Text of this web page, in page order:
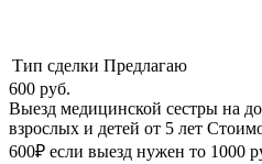
Тип сделки Предлагаю
600 руб.
Выезд медицинской сестры на
взрослых и детей от 5 лет
600₽ если выезд нужен то 1000